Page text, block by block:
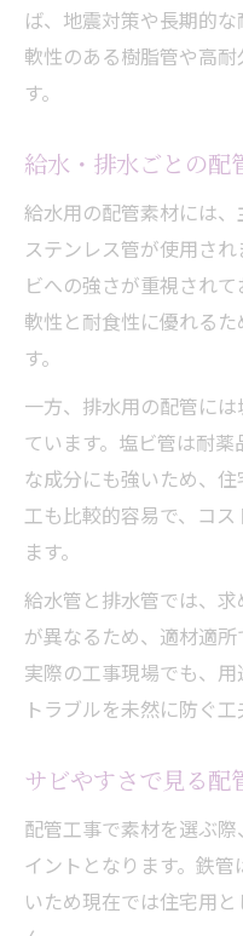
配管工事の後悔を
配管工事の素
ント
配管工事後の
配管工事素材
コスト
ば、地震対策や長期的
軟性のある樹脂管や高
す。
給水・排水ごとの配
給水用の配管素材には、
ステンレス管が使用さ
ビへの強さが重視され
軟性と耐食性に優れる
す。
一方、排水用の配管に
ています。塩ビ管は耐
な成分にも強いため、
工も比較的容易で、コ
ます。
給水管と排水管では、
が異なるため、適材適所
実際の工事現場でも、用
トラブルを未然に防ぐ工
サビやすさで見る配
配管工事で素材を選ぶ
イントとなります。鉄
いため現在では住宅用